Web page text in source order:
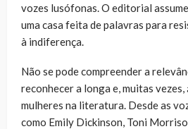
vozes lusófonas. O editorial
uma casa feita de palavras para
à indiferença.
Não se pode compreender a
reconhecer a longa e, muitas
mulheres na literatura. Desde as
como Emily Dickinson, Toni